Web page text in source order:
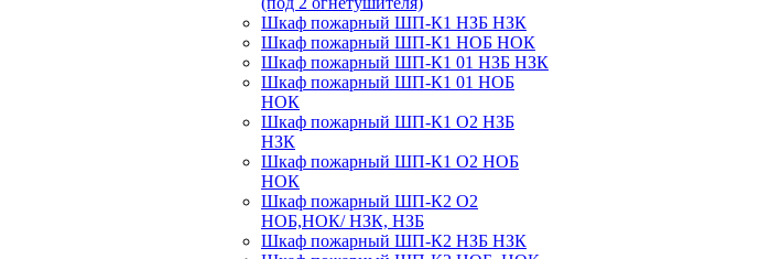
Шкаф пожарный ШП-К1 НЗБ НЗК
Шкаф пожарный ШП-К1 НОБ НОК
Шкаф пожарный ШП-К1 01 НЗБ НЗК
Шкаф пожарный ШП-К1 01 НОБ
НОК
Шкаф пожарный ШП-К1 О2 НЗБ
НЗК
Шкаф пожарный ШП-К1 О2 НОБ
НОК
Шкаф пожарный ШП-К2 О2
НОБ,НОК/ НЗК, НЗБ
Шкаф пожарный ШП-К2 НЗБ НЗК